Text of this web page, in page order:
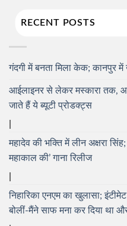
RECENT POSTS
गंदगी में बनता मिला केक; कानपुर में
आईलाइनर से लेकर मस्कारा तक,
जाते हैं ये ब्यूटी प्रोडक्ट्स
महादेव की भक्ति में लीन अक्षरा
महाकाल की’ गाना रिलीज
निहारिका एनएम का खुलासा;
बोलीं-मैंने साफ मना कर दिया था